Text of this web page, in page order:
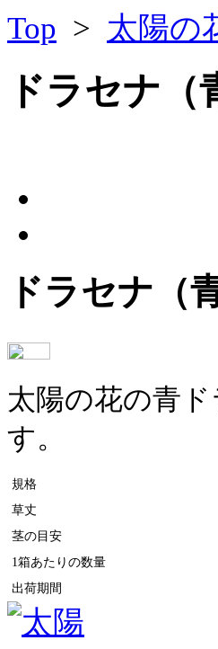
Top > 太陽の
ドラセナ（
ドラセナ（
太陽の花の青
す。
規格
草丈
茎の目安
1箱あたりの数量
出荷期間